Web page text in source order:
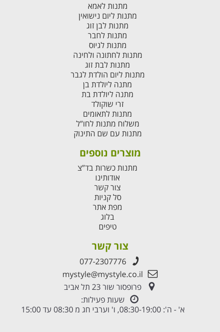
מתנות לאמא
מתנות ליום נישואין
מתנות לבן זוג
מתנות לחבר
מתנות לגיוס
מתנות לחתונה ולחינה
מתנות לבת זוג
מתנות ליום הולדת לגבר
מתנה ליולדת בן
מתנה ליולדת בת
זרי שוקולד
מתנות לתאומים
משלוח מתנות לחו”ל
מתנות עם שם התינוק
מוצרים נוספים
מתנות כשרות בד”צ
אודותינו
צור קשר
סל קניות
מפת אתר
בלוג
טיפים
צור קשר
077-2307776
mystyle@mystyle.co.il
פרופסור שור 23 תל אביב
שעות פעילות:
א' - ה': 08:30-19:00, ו' וערבי חג מ 08:30 עד 15:00